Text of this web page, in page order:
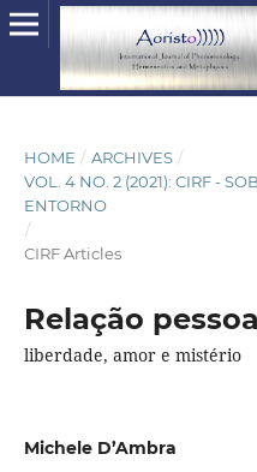
HOME / ARCHIVES /
VOL. 4 NO. 2 (2021): CIRF -
ENTORNO
/
CIRF Articles
Relação
liberdade, amor e mistério
Michele D’Ambra